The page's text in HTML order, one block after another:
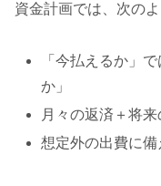
資金計画では、次の
「今払えるか」
か」
月々の返済＋将
想定外の出費に